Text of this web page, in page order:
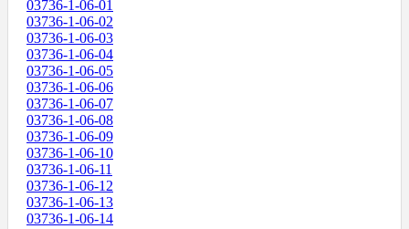
03736-1-06-01
03736-1-06-02
03736-1-06-03
03736-1-06-04
03736-1-06-05
03736-1-06-06
03736-1-06-07
03736-1-06-08
03736-1-06-09
03736-1-06-10
03736-1-06-11
03736-1-06-12
03736-1-06-13
03736-1-06-14